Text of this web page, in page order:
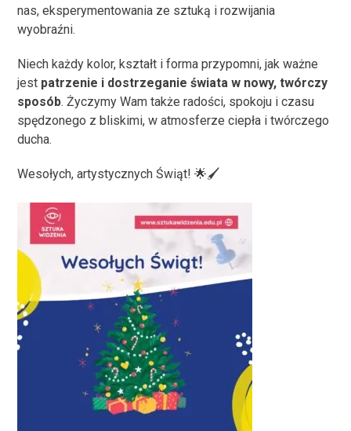
nas, eksperymentowania ze sztuką i rozwijania
wyobraźni.
Niech każdy kolor, kształt i forma przypomni, jak ważne
jest patrzenie i dostrzeganie świata w nowy, twórczy
sposób. Życzymy Wam także radości, spokoju i czasu
spędzonego z bliskimi, w atmosferze ciepła i twórczego
ducha.
Wesołych, artystycznych Świąt! 🌟🖌️